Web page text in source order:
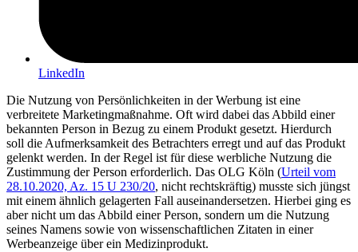
LinkedIn
Die Nutzung von Persönlichkeiten in der Werbung ist eine
verbreitete Marketingmaßnahme. Oft wird dabei das Abbild einer
bekannten Person in Bezug zu einem Produkt gesetzt. Hierdurch
soll die Aufmerksamkeit des Betrachters erregt und auf das Produkt
gelenkt werden. In der Regel ist für diese werbliche Nutzung die
Zustimmung der Person erforderlich. Das OLG Köln (Urteil vom
28.10.2020, Az. 15 U 230/20, nicht rechtskräftig) musste sich jüngst
mit einem ähnlich gelagerten Fall auseinandersetzen. Hierbei ging es
aber nicht um das Abbild einer Person, sondern um die Nutzung
seines Namens sowie von wissenschaftlichen Zitaten in einer
Werbeanzeige über ein Medizinprodukt.